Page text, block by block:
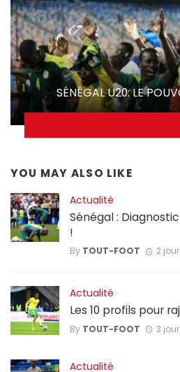
SÉNÉGAL U20: LE
YOU MAY ALSO LIKE
Actualité
Sénégal :
!
By TOUT-FOOT 2
Actualité
Les 10 profils pour
By TOUT-FOOT 3
Actualité